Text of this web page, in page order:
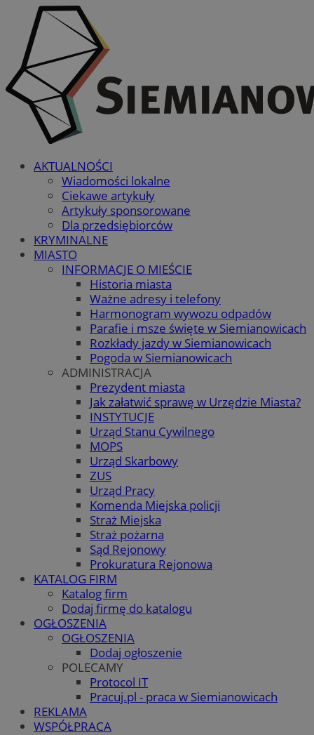
AKTUALNOŚCI
Wiadomości lokalne
Ciekawe artykuły
Artykuły sponsorowane
Dla przedsiębiorców
KRYMINALNE
MIASTO
INFORMACJE O MIEŚCIE
Historia miasta
Ważne adresy i telefony
Harmonogram wywozu odpadów
Parafie i msze święte w Siemianowicach
Rozkłady jazdy w Siemianowicach
Pogoda w Siemianowicach
ADMINISTRACJA
Prezydent miasta
Jak załatwić sprawę w Urzędzie Miasta?
INSTYTUCJE
Urząd Stanu Cywilnego
MOPS
Urząd Skarbowy
ZUS
Urząd Pracy
Komenda Miejska policji
Straż Miejska
Straż pożarna
Sąd Rejonowy
Prokuratura Rejonowa
KATALOG FIRM
Katalog firm
Dodaj firmę do katalogu
OGŁOSZENIA
OGŁOSZENIA
Dodaj ogłoszenie
POLECAMY
Protocol IT
Pracuj.pl - praca w Siemianowicach
REKLAMA
WSPÓŁPRACA